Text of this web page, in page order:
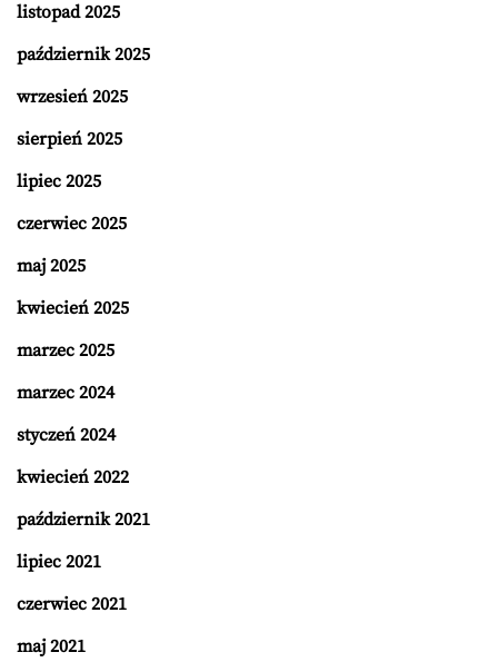
listopad 2025
październik 2025
wrzesień 2025
sierpień 2025
lipiec 2025
czerwiec 2025
maj 2025
kwiecień 2025
marzec 2025
marzec 2024
styczeń 2024
kwiecień 2022
październik 2021
lipiec 2021
czerwiec 2021
maj 2021